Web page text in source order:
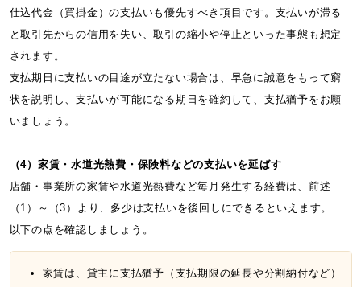
仕込代金（買掛金）の支払いも優先すべき項目です。支払いが滞る
と取引先からの信用を失い、取引の縮小や停止といった事態も想定
されます。
支払期日に支払いの目途が立たない場合は、早急に誠意をもって窮
状を説明し、支払いが可能になる期日を確約して、支払猶予をお願
いましょう。
（4）家賃・水道光熱費・保険料などの支払いを延ばす
店舗・事業所の家賃や水道光熱費など毎月発生する経費は、前述
（1）～（3）より、多少は支払いを後回しにできるといえます。
以下の点を確認しましょう。
家賃は、貸主に支払猶予（支払期限の延長や分割納付など）